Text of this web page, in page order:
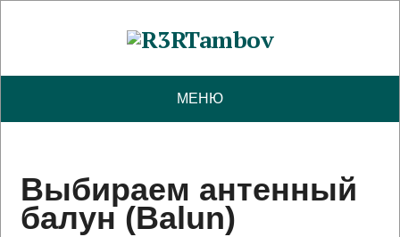
МЕНЮ
Выбираем антенный
балун (Balun)